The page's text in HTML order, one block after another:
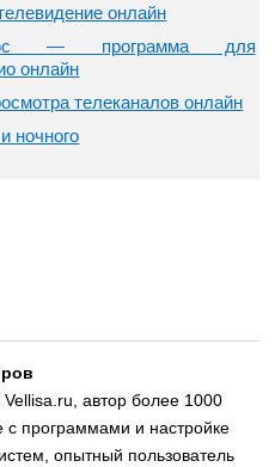
онлайн
— программа для
онлайн
телеканалов онлайн
ночного
Vellisa.ru, автор более 1000
с программами и настройке
опытный пользователь